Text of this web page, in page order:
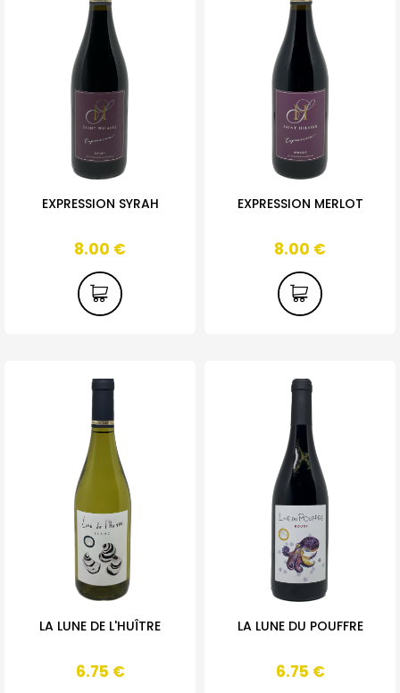
EXPRESSION SYRAH
8.00 €
EXPRESSION MERLOT
8.00 €
LA LUNE DE L'HUÎTRE
6.75 €
LA LUNE DU POUFFRE
6.75 €